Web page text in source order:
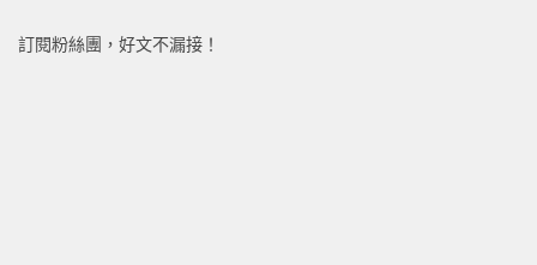
訂閱粉絲團，好文不漏接！